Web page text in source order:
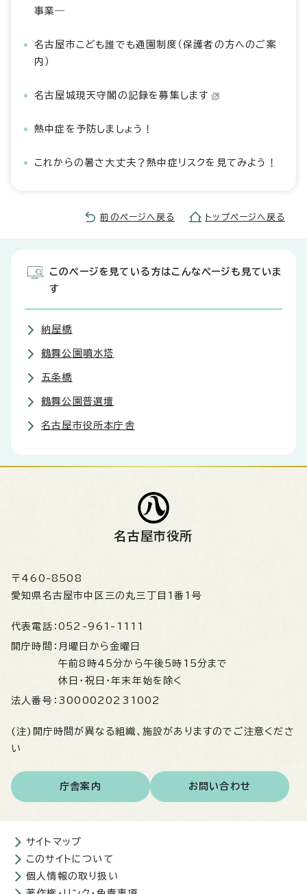
事業―
名古屋市こども誰でも通園制度（保護者の方へのご案
内）
名古屋城現天守閣の記録を募集します
熱中症を予防しましょう！
これからの暑さ大丈夫？熱中症リスクを見てみよう！
前のページへ戻る トップページへ戻る
このページを見ている方はこんなページも見ていま
す
納屋橋
鶴舞公園噴水塔
五条橋
鶴舞公園普選壇
名古屋市役所本庁舎
名古屋市役所
〒460-8508
愛知県名古屋市中区三の丸三丁目1番1号
代表電話： 052-961-1111
開庁時間： 月曜日から金曜日
午前8時45分から午後5時15分まで
休日・祝日・年末年始を除く
法人番号： 3000020231002
(注)開庁時間が異なる組織、施設がありますのでご注意くださ
い
庁舎案内 お問い合わせ
サイトマップ
このサイトについて
個人情報の取り扱い